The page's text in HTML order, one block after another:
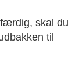
skal du
til